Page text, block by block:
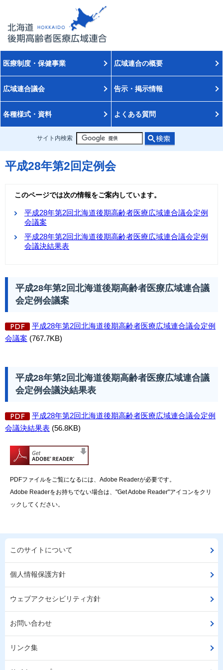
医療制度・保健事業 広域連合の概要
広域連合議会 告示・掲示情報
各種様式・資料 よくある質問
サイト内検索
平成28年第2回定例会
このページでは次の情報をご案内しています。
平成28年第2回北海道後期高齢者医療広域連合議会定例
会議案
平成28年第2回北海道後期高齢者医療広域連合議会定例
会議決結果表
平成28年第2回北海道後期高齢者医療広域連合議
会定例会議案
平成28年第2回北海道後期高齢者医療広域連合議会定例
会議案 (767.7KB)
平成28年第2回北海道後期高齢者医療広域連合議
会定例会議決結果表
平成28年第2回北海道後期高齢者医療広域連合議会定例
会議決結果表 (56.8KB)
PDFファイルをご覧になるには、Adobe Readerが必要です。
Adobe Readerをお持ちでない場合は、"Get Adobe Reader"アイコンをクリ
ックしてください。
このサイトについて
個人情報保護方針
ウェブアクセシビリティ方針
お問い合わせ
リンク集